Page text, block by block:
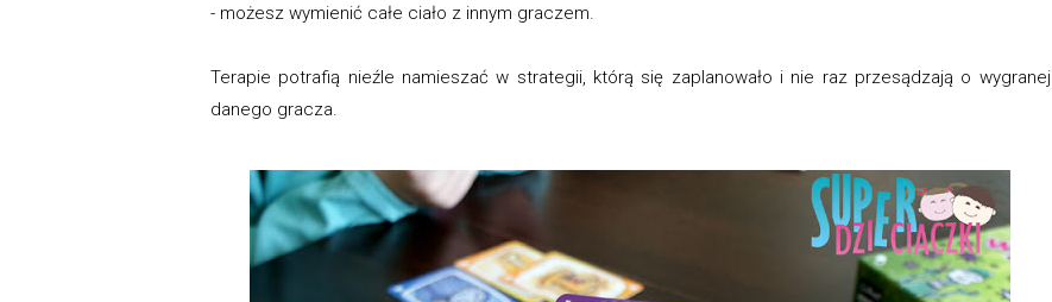
- możesz wymienić całe ciało z innym graczem.
Terapie potrafią nieźle namieszać w strategii, którą się zaplanowało i nie raz przesądzają o wygranej
danego gracza.